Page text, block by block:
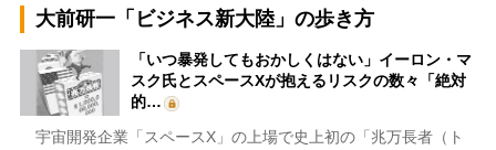
大前研一「ビジネス新大陸」の歩き方
「いつ暴発してもおかしくはない」イーロン・マ
スク氏とスペースXが抱えるリスクの数々「絶対
的…
宇宙開発企業「スペースX」の上場で史上初の「兆万長者（ト